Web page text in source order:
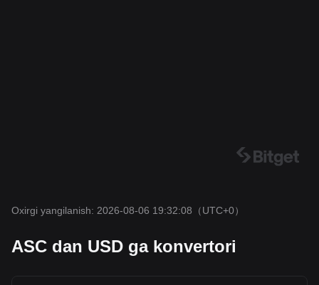
Oxirgi yangilanish: 2026-08-06 19:32:08 （UTC+0）
ASC dan USD ga konvertori